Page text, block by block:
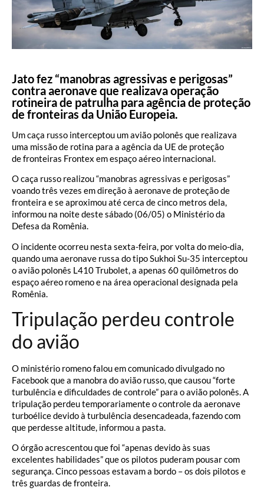
Jato fez “manobras agressivas e perigosas”
contra aeronave que realizava operação
rotineira de patrulha para agência de proteção
de fronteiras da União Europeia.
Um caça russo interceptou um avião polonês que realizava
uma missão de rotina para a agência da UE de proteção
de fronteiras Frontex em espaço aéreo internacional.
O caça russo realizou “manobras agressivas e perigosas”
voando três vezes em direção à aeronave de proteção de
fronteira e se aproximou até cerca de cinco metros dela,
informou na noite deste sábado (06/05) o Ministério da
Defesa da Romênia.
O incidente ocorreu nesta sexta-feira, por volta do meio-dia,
quando uma aeronave russa do tipo Sukhoi Su-35 interceptou
o avião polonês L410 Trubolet, a apenas 60 quilômetros do
espaço aéreo romeno e na área operacional designada pela
Romênia.
Tripulação perdeu controle
do avião
O ministério romeno falou em comunicado divulgado no
Facebook que a manobra do avião russo, que causou “forte
turbulência e dificuldades de controle” para o avião polonês. A
tripulação perdeu temporariamente o controle da aeronave
turboélice devido à turbulência desencadeada, fazendo com
que perdesse altitude, informou a pasta.
O órgão acrescentou que foi “apenas devido às suas
excelentes habilidades” que os pilotos puderam pousar com
segurança. Cinco pessoas estavam a bordo – os dois pilotos e
três guardas de fronteira.